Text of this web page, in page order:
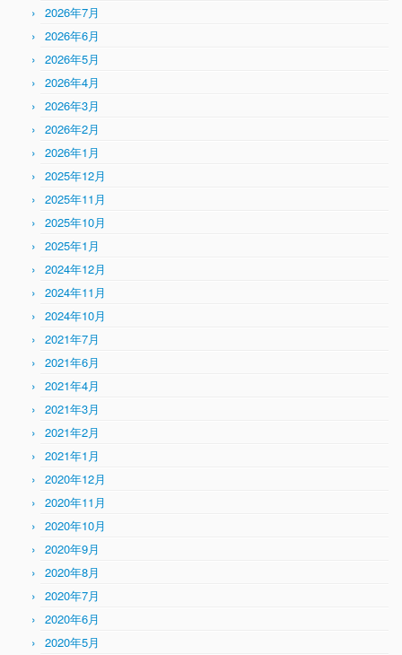
2026年7月
2026年6月
2026年5月
2026年4月
2026年3月
2026年2月
2026年1月
2025年12月
2025年11月
2025年10月
2025年1月
2024年12月
2024年11月
2024年10月
2021年7月
2021年6月
2021年4月
2021年3月
2021年2月
2021年1月
2020年12月
2020年11月
2020年10月
2020年9月
2020年8月
2020年7月
2020年6月
2020年5月